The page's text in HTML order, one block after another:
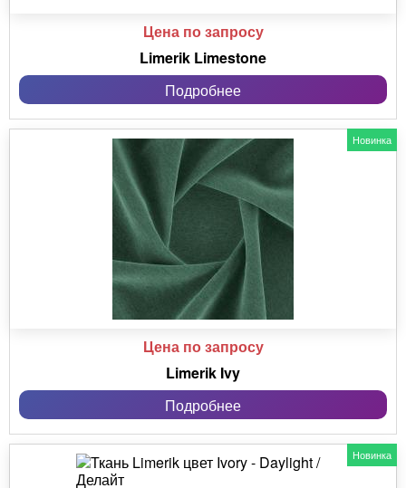
Цена по запросу
Limerik Limestone
Подробнее
Новинка
Цена по запросу
Limerik Ivy
Подробнее
Новинка